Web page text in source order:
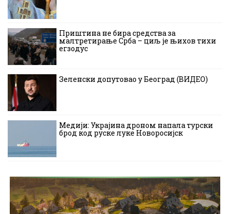
Приштина не бира средства за
малтретирање Срба – циљ је њихов тихи
егзодус
Зеленски допутовао у Београд (ВИДЕО)
Медији: Украјина дроном напала турски
брод код руске луке Новоросијск